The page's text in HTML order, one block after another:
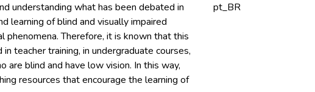
understanding what has been debated in
learning of blind and visually impaired
phenomena. Therefore, it is known that this
teacher training, in undergraduate courses,
blind and have low vision. In this way,
resources that encourage the learning of
pt_BR